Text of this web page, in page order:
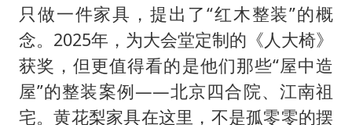
只做一件家具，提出了“红木整装”的概
念。2025年，为大会堂定制的《人大椅》
获奖，但更值得看的是他们那些“屋中造
屋”的整装案例——北京四合院、江南祖
宅。黄花梨家具在这里，不是孤零零的摆